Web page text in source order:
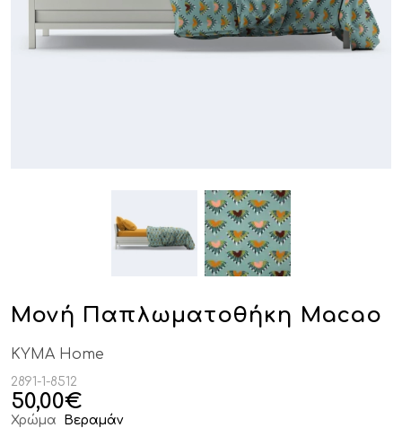
Μονή Παπλωματοθήκη Macao
KYMA Home
2891-1-8512
50,00€
Χρώμα Βεραμάν